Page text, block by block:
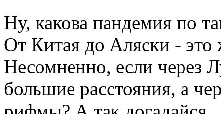
Ну, какова пандемия по
От Китая до Аляски -
Несомненно, если через
большие расстояния, а